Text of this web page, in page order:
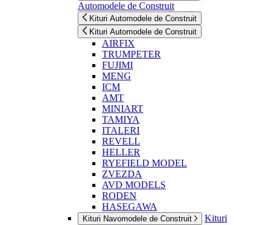
Automodele de Construit
Kituri Automodele de Construit
Kituri Automodele de Construit
AIRFIX
TRUMPETER
FUJIMI
MENG
ICM
AMT
MINIART
TAMIYA
ITALERI
REVELL
HELLER
RYEFIELD MODEL
ZVEZDA
AVD MODELS
RODEN
HASEGAWA
Kituri Navomodele de Construit
Kituri